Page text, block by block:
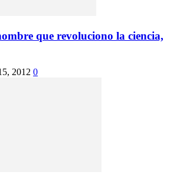
que revoluciono la ciencia,
2012 0